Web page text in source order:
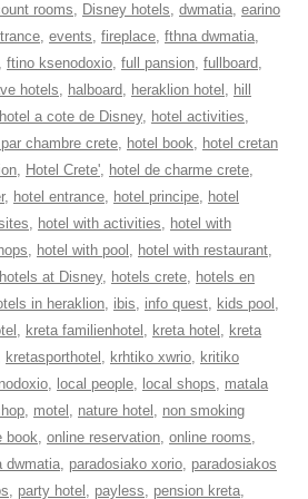
rooms, Disney hotels, dwmatia, earino
, events, fireplace, fthna dwmatia,
, ftino ksenodoxio, full pansion, fullboard,
hotels, halboard, heraklion hotel , hill
hotel a cote de Disney, hotel activities,
chambre crete, hotel book, hotel cretan
, Hotel Crete', hotel de charme crete,
, hotel entrance, hotel principe, hotel
, hotel with activities, hotel with
, hotel with pool , hotel with restaurant,
hotels at Disney, hotels crete, hotels en
in heraklion, ibis, info quest, kids pool ,
, kreta familienhotel , kreta hotel , kreta
kretasporthotel , krhtiko xwrio, kritiko
, local people, local shops, matala
, motel , nature hotel , non smoking
book, online reservation, online rooms,
dwmatia, paradosiako xorio, paradosiakos
, party hotel , payless, pension kreta,